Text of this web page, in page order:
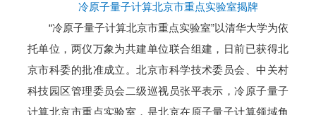
冷原子量子计算北京市重点实验室揭牌
“冷原子量子计算北京市重点实验室”以清华大学为依
托单位，两仪万象为共建单位联合组建，日前已获得北
京市科委的批准成立。北京市科学技术委员会、中关村
科技园区管理委员会二级巡视员张平表示，冷原子量子
计算北京市重点实验室，是北京在原子量子计算领域角